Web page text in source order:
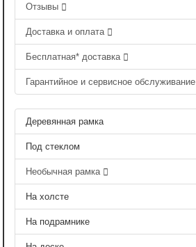
Отзывы
Доставка и оплата
Бесплатная* доставка
Гарантийное и сервисное обслуживание
Деревянная рамка
Под стеклом
Необычная рамка
На холсте
На подрамнике